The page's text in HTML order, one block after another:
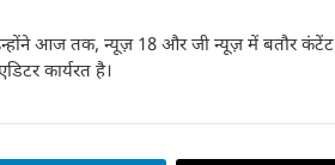
इन्होंने आज तक, न्यूज़ 18 और जी न्यूज़ में बतौर कंटेंट
कार्यरत है।